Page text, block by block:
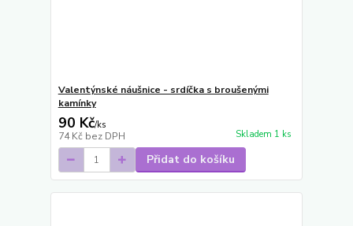
Valentýnské náušnice - srdíčka s broušenými
kamínky
90 Kč/ks
74 Kč bez DPH Skladem 1 ks
Přidat do košíku